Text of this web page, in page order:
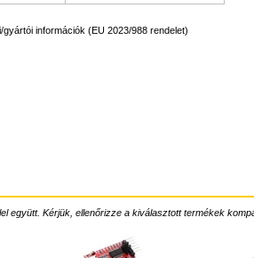
információk (EU 2023/988 rendelet)
együtt. Kérjük, ellenőrizze a kiválasztott termékek